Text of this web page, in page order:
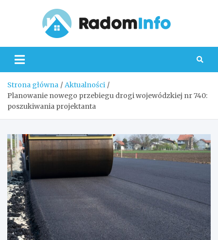
Strona główna
Aktualności
Planowanie nowego przebiegu drogi wojewódzkiej nr 740:
poszukiwania projektanta